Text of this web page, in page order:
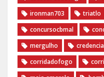
ironman703
triatlo
concursocbmal
mergulho
corridadofogo